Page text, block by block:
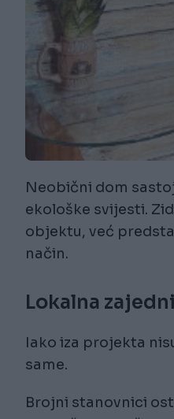
Neobični dom
ekološke svijesti.
objektu, već
način.
Lokalna
Iako iza projekta
same.
Brojni stanovnici